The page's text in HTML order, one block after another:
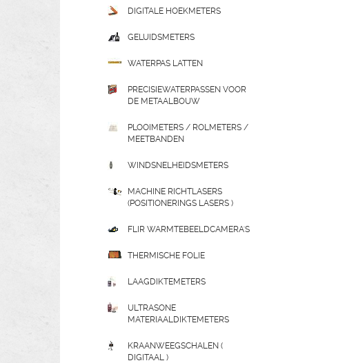
DIGITALE HOEKMETERS
GELUIDSMETERS
WATERPAS LATTEN
PRECISIEWATERPASSEN VOOR
DE METAALBOUW
PLOOIMETERS / ROLMETERS /
MEETBANDEN
WINDSNELHEIDSMETERS
MACHINE RICHTLASERS
(POSITIONERINGS LASERS )
FLIR WARMTEBEELDCAMERA'S
THERMISCHE FOLIE
LAAGDIKTEMETERS
ULTRASONE
MATERIAALDIKTEMETERS
KRAANWEEGSCHALEN (
DIGITAAL )